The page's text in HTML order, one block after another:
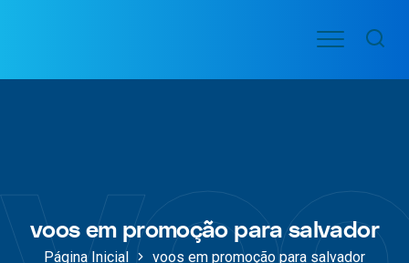
conteúdo
VOO
AÉREAS
Menu
voos em promoção para salvador
Página Inicial voos em promoção para salvador